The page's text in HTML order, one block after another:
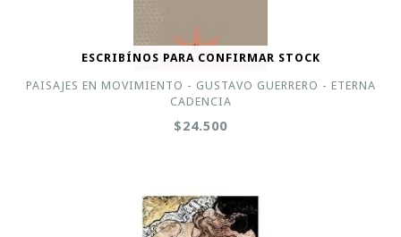
ESCRIBÍNOS PARA CONFIRMAR STOCK
PAISAJES EN MOVIMIENTO - GUSTAVO GUERRERO - ETERNA
CADENCIA
$24.500